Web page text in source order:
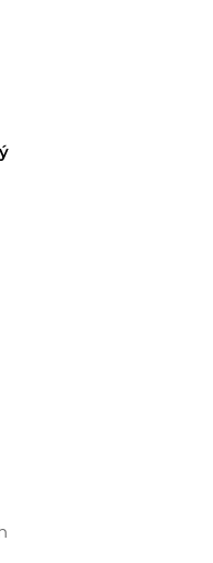
thể tìm thấy một tô
gian thư giãn cho
Phở Inn là món quà
- thích hợp cho nhiều
đơn giản là gửi lời
dụng dễ dàng qua
chóng và đầy
trọn hương phở,